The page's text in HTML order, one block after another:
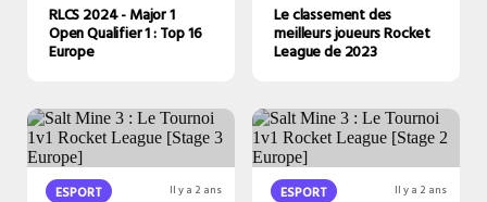
RLCS 2024 - Major 1
Open Qualifier 1 : Top 16
Europe
Le classement des
meilleurs joueurs Rocket
League de 2023
ESPORT Il y a 2 ans ESPORT Il y a 2 ans